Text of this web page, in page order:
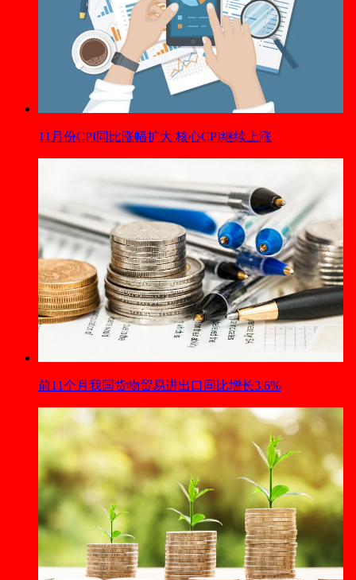
11月份CPI同比涨幅扩大 核心CPI继续上涨
前11个月我国货物贸易进出口同比增长3.6%